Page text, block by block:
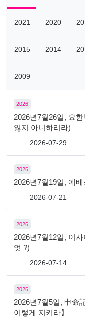
2021 2020
2015 2014
2009
2026
2026년7월26일, 요
잃지 아니하리라)
2026-07-29
2026
2026년7월19일, 에
2026-07-21
2026
2026년7월12일, 이
엇 ?)
2026-07-14
2026
2026년7월5일, 申命
이렇게 지키라】